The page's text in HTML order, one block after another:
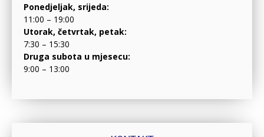
Ponedjeljak, srijeda:
11:00 – 19:00
Utorak, četvrtak, petak:
7:30 – 15:30
Druga subota u mjesecu:
9:00 – 13:00